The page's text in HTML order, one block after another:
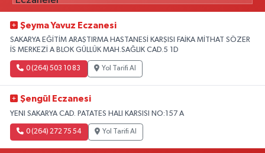
Şeyma Yavuz Eczanesi
SAKARYA EĞİTİM ARAŞTIRMA HASTANESİ KARŞISI FAİKA MİTHAT SÖZER
İS MERKEZİ A BLOK GÜLLÜK MAH.SAĞLIK CAD.5 1D
0 (264) 503 10 83 Yol Tarifi Al
Şengül Eczanesi
YENI SAKARYA CAD. PATATES HALI KARSISI NO:157 A
0 (264) 272 75 54 Yol Tarifi Al